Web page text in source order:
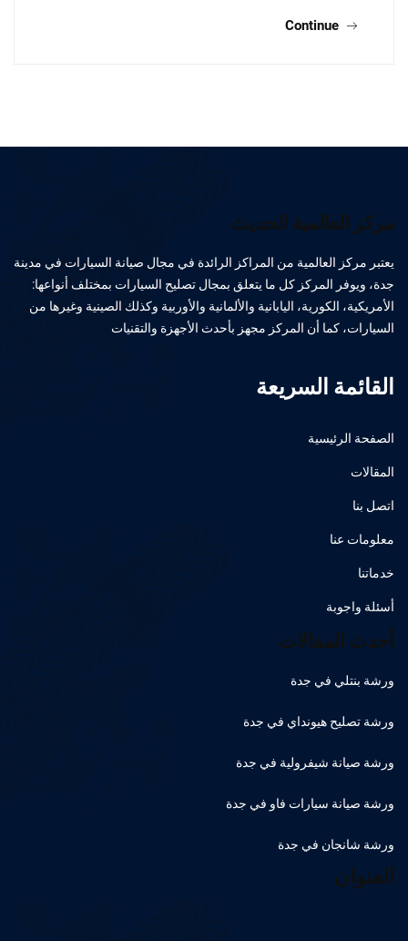
Continue
مركز العالمية الحديث
يعتبر مركز العالمية من المراكز الرائدة في مجال صيانة السيارات في مدينة
جدة، ويوفر المركز كل ما يتعلق بمجال تصليح السيارات بمختلف أنواعها:
الأمريكية، الكورية، اليابانية والألمانية والأوربية وكذلك الصينية وغيرها من
السيارات، كما أن المركز مجهز بأحدث الأجهزة والتقنيات
القائمة السريعة
الصفحة الرئيسية
المقالات
اتصل بنا
معلومات عنا
خدماتنا
أسئلة واجوبة
أحدث المقالات
ورشة بنتلي في جدة
ورشة تصليح هيونداي في جدة
ورشة صيانة شيفرولية في جدة
ورشة صيانة سيارات فاو في جدة
ورشة شانجان في جدة
العنوان